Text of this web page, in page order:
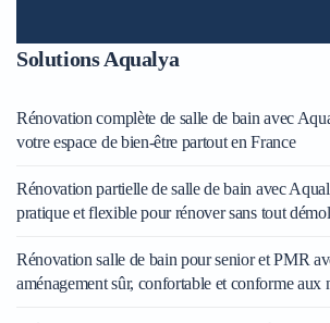
Solutions Aqualya
Rénovation complète de salle de bain avec
votre espace de bien-être partout en France
Rénovation partielle de salle de bain avec
pratique et flexible pour rénover sans tout
Rénovation salle de bain pour senior et PMR
aménagement sûr, confortable et conforme aux